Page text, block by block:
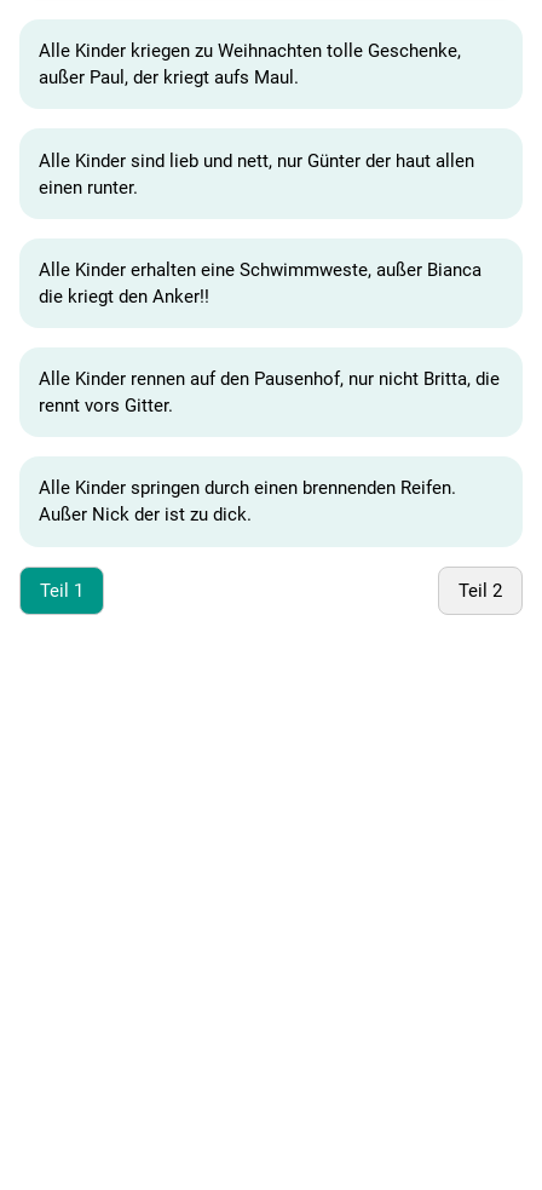
Alle Kinder kriegen zu Weihnachten tolle Geschenke,
außer Paul, der kriegt aufs Maul.
Alle Kinder sind lieb und nett, nur Günter der haut allen
einen runter.
Alle Kinder erhalten eine Schwimmweste, außer Bianca
die kriegt den Anker!!
Alle Kinder rennen auf den Pausenhof, nur nicht Britta, die
rennt vors Gitter.
Alle Kinder springen durch einen brennenden Reifen.
Außer Nick der ist zu dick.
Teil 1 Teil 2